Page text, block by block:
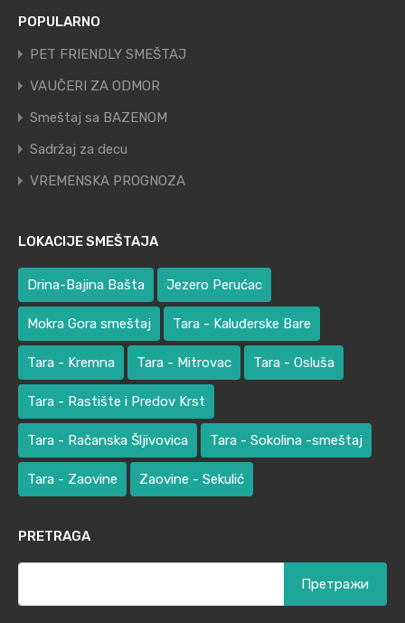
POPULARNO
PET FRIENDLY SMEŠTAJ
VAUČERI ZA ODMOR
Smeštaj sa BAZENOM
Sadržaj za decu
VREMENSKA PROGNOZA
LOKACIJE SMEŠTAJA
Drina-Bajina Bašta Jezero Perućac
Mokra Gora smeštaj Tara - Kaluđerske Bare
Tara - Kremna Tara - Mitrovac Tara - Osluša
Tara - Rastište i Predov Krst
Tara - Račanska Šljivovica Tara - Sokolina -smeštaj
Tara - Zaovine Zaovine - Sekulić
PRETRAGA